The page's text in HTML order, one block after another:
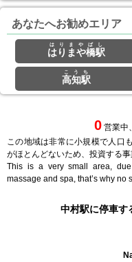
あなたへお勧めエリア
はりまや橋駅
はりまやばし
高知駅
こうち
0 営業中、
この地域は非常に小規模で人口
がほとんどないため、投資する事
This is a very small area,
massage and spa, that’s why
中村駅に停車す